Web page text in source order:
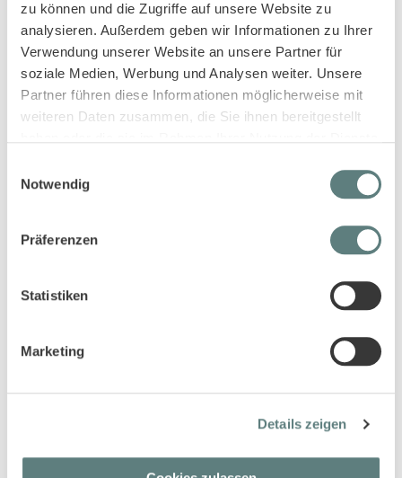
zu können und die Zugriffe auf unsere Website zu
analysieren. Außerdem geben wir Informationen zu Ihrer
Verwendung unserer Website an unsere Partner für
soziale Medien, Werbung und Analysen weiter. Unsere
Partner führen diese Informationen möglicherweise mit
weiteren Daten zusammen, die Sie ihnen bereitgestellt
Notwendig
Präferenzen
Statistiken
Marketing
Details zeigen
Diese Artikel könnten dir auch gefallen!
13,95 €